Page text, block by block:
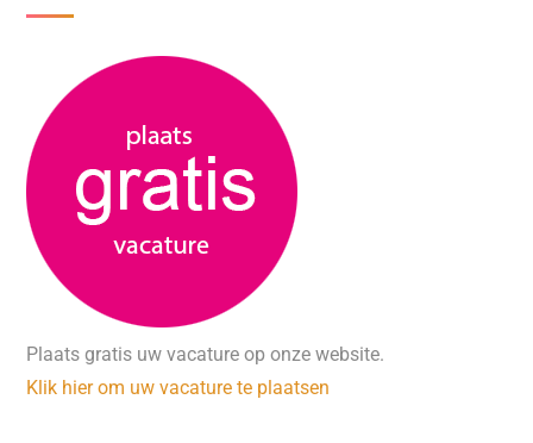
Plaats gratis uw vacature op onze website.
Klik hier om uw vacature te plaatsen